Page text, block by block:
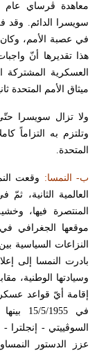
سويسرا الدائم. وقد
في عصبة الأمم، وكان
هذا تقديرها أنّ
العسكرية
ميثاق الأمم المتحدة
ولا تزال سويسرا
وتلتزم به التزاماً
المتحدة.
ب- النمسا: وقعت
المنتصرة فيها،
موقعها الجغرافي
النزاعات السياسية
بادرت النمسا إلى
وسيادتها الوطنية،
إقامة أيّ قواعد
في 15/
السوڤييتي - إنجلترا